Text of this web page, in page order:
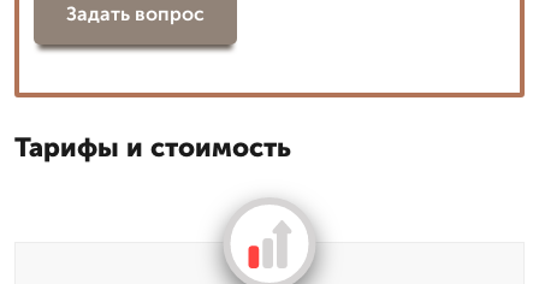
Задать вопрос
Тарифы и стоимость